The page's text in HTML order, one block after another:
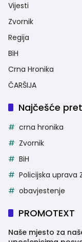
Vijesti
Zvornik
Regija
BiH
Crna Hronika
ČARŠIJA
Najčešće
crna hronika
Zvornik
BiH
Policijska uprava
obavjestenje
PROMOTEXT
Naše mjesto za